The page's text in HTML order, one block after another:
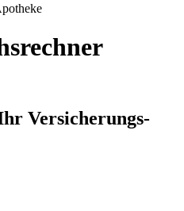
Versicherungs-